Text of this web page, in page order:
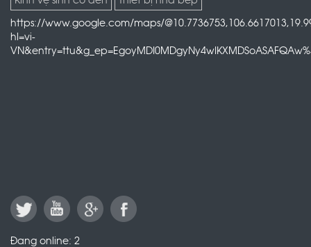
https://www.google.com/maps/
hl=vi-
Đang online: 2